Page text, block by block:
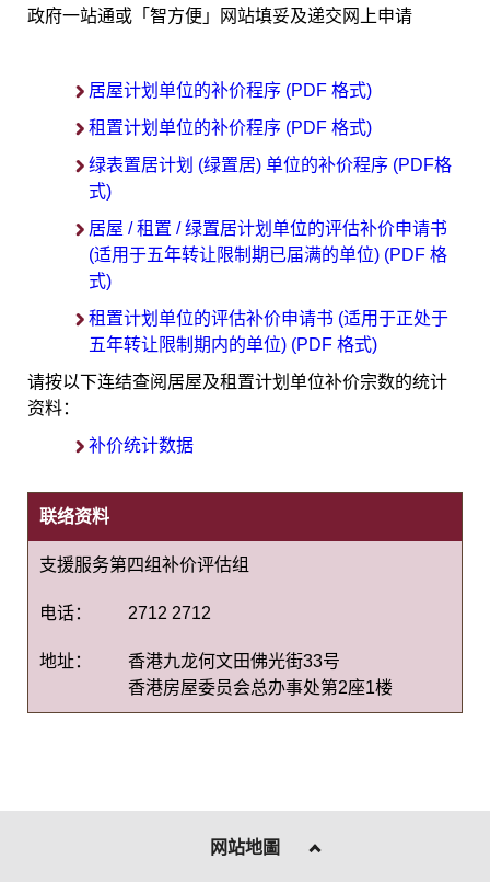
政府一站通或「智方便」网站填妥及递交网上申请
居屋计划单位的补价程序 (PDF 格式)
租置计划单位的补价程序 (PDF 格式)
绿表置居计划 (绿置居) 单位的补价程序 (PDF格
式)
居屋 / 租置 / 绿置居计划单位的评估补价申请书
(适用于五年转让限制期已届满的单位) (PDF 格
式)
租置计划单位的评估补价申请书 (适用于正处于
五年转让限制期内的单位) (PDF 格式)
请按以下连结查阅居屋及租置计划单位补价宗数的统计
资料：
补价统计数据
联络资料
支援服务第四组补价评估组
电话： 2712 2712
地址：
香港九龙何文田佛光街33号
香港房屋委员会总办事处第2座1楼
网站地圖